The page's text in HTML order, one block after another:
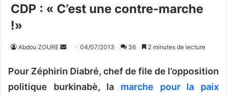
CDP : « C’est une contre-marche
!»
Abdou ZOURE
v
o
04/07/2013 36 2 minutes de lecture
Pour Zéphirin Diabré, chef de file de l’opposition
politique burkinabè, la marche pour la paix